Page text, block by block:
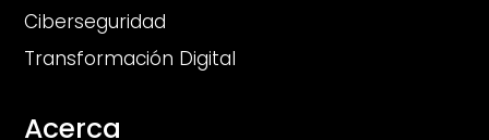
Ciberseguridad
Transformación Digital
Acerca